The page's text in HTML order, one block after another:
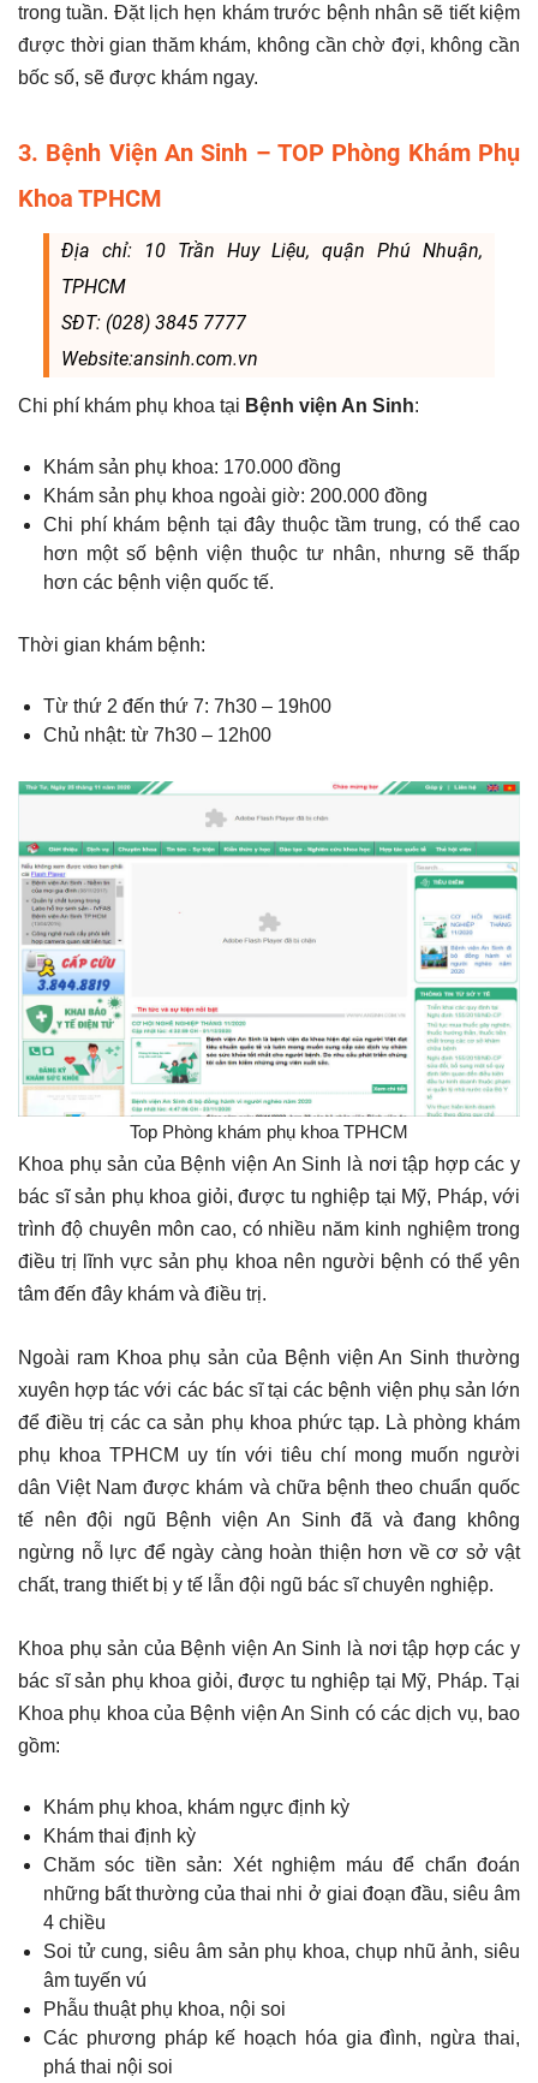
trong tuần. Đặt lịch hẹn khám trước bệnh nhân sẽ tiết kiệm
được thời gian thăm khám, không cần chờ đợi, không cần
bốc số, sẽ được khám ngay.
3. Bệnh Viện An Sinh – TOP Phòng Khám Phụ
Khoa TPHCM
Địa chỉ: 10 Trần Huy Liệu, quận Phú Nhuận,
TPHCM
SĐT: (028) 3845 7777
Website:ansinh.com.vn
Chi phí khám phụ khoa tại Bệnh viện An Sinh:
Khám sản phụ khoa: 170.000 đồng
Khám sản phụ khoa ngoài giờ: 200.000 đồng
Chi phí khám bệnh tại đây thuộc tầm trung, có thể cao
hơn một số bệnh viện thuộc tư nhân, nhưng sẽ thấp
hơn các bệnh viện quốc tế.
Thời gian khám bệnh:
Từ thứ 2 đến thứ 7: 7h30 – 19h00
Chủ nhật: từ 7h30 – 12h00
Top Phòng khám phụ khoa TPHCM
Khoa phụ sản của Bệnh viện An Sinh là nơi tập hợp các y
bác sĩ sản phụ khoa giỏi, được tu nghiệp tại Mỹ, Pháp, với
trình độ chuyên môn cao, có nhiều năm kinh nghiệm trong
điều trị lĩnh vực sản phụ khoa nên người bệnh có thể yên
tâm đến đây khám và điều trị.
Ngoài ram Khoa phụ sản của Bệnh viện An Sinh thường
xuyên hợp tác với các bác sĩ tại các bệnh viện phụ sản lớn
để điều trị các ca sản phụ khoa phức tạp. Là phòng khám
phụ khoa TPHCM uy tín với tiêu chí mong muốn người
dân Việt Nam được khám và chữa bệnh theo chuẩn quốc
tế nên đội ngũ Bệnh viện An Sinh đã và đang không
ngừng nỗ lực để ngày càng hoàn thiện hơn về cơ sở vật
chất, trang thiết bị y tế lẫn đội ngũ bác sĩ chuyên nghiệp.
Khoa phụ sản của Bệnh viện An Sinh là nơi tập hợp các y
bác sĩ sản phụ khoa giỏi, được tu nghiệp tại Mỹ, Pháp. Tại
Khoa phụ khoa của Bệnh viện An Sinh có các dịch vụ, bao
gồm:
Khám phụ khoa, khám ngực định kỳ
Khám thai định kỳ
Chăm sóc tiền sản: Xét nghiệm máu để chẩn đoán
những bất thường của thai nhi ở giai đoạn đầu, siêu âm
4 chiều
Soi tử cung, siêu âm sản phụ khoa, chụp nhũ ảnh, siêu
âm tuyến vú
Phẫu thuật phụ khoa, nội soi
Các phương pháp kế hoạch hóa gia đình, ngừa thai,
phá thai nội soi